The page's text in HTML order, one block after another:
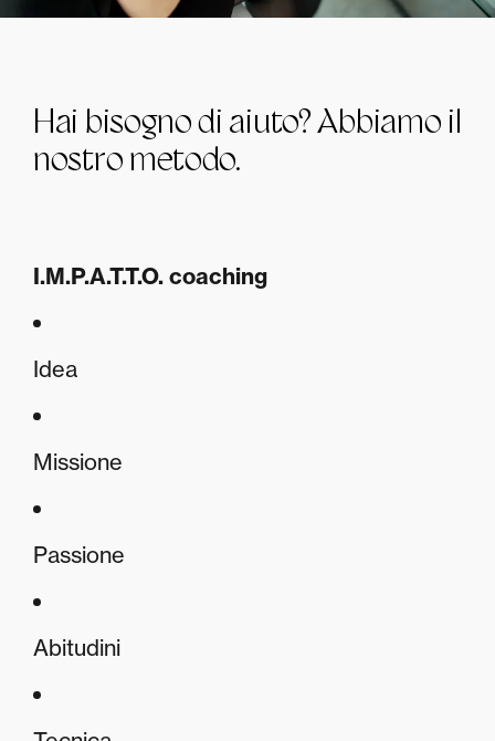
Hai bisogno di aiuto? Abbiamo il
nostro metodo.
I.M.P.A.T.T.O. coaching
Idea
Missione
Passione
Abitudini